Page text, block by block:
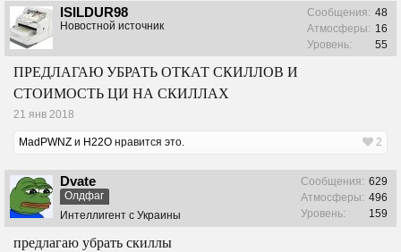
ISILDUR98
Новостной источник
Сообщения: 48
Атмосферы: 16
Уровень:
55
ПРЕДЛАГАЮ УБРАТЬ ОТКАТ СКИЛЛОВ И
СТОИМОСТЬ ЦИ НА СКИЛЛАХ
21 янв 2018
MadPWNZ и H22O нравится это. 2
Dvate
Олдфаг
Интеллигент с Украины
Сообщения: 629
Атмосферы: 496
Уровень:
159
предлагаю убрать скиллы